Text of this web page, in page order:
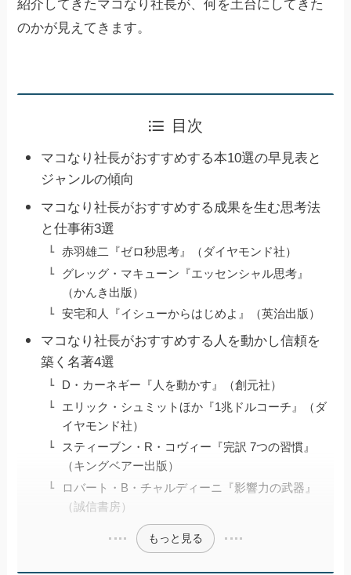
紹介してきたマコなり社長が、何を土台にしてきた
のかが見えてきます。
目次
マコなり社長がおすすめする本10選の早見表と
ジャンルの傾向
マコなり社長がおすすめする成果を生む思考法
と仕事術3選
赤羽雄二『ゼロ秒思考』（ダイヤモンド社）
グレッグ・マキューン『エッセンシャル思考』
（かんき出版）
安宅和人『イシューからはじめよ』（英治出版）
マコなり社長がおすすめする人を動かし信頼を
築く名著4選
D・カーネギー『人を動かす』（創元社）
エリック・シュミットほか『1兆ドルコーチ』（ダ
イヤモンド社）
スティーブン・R・コヴィー『完訳 7つの習慣』
（キングベアー出版）
ロバート・B・チャルディーニ『影響力の武器』
（誠信書房）
もっと見る